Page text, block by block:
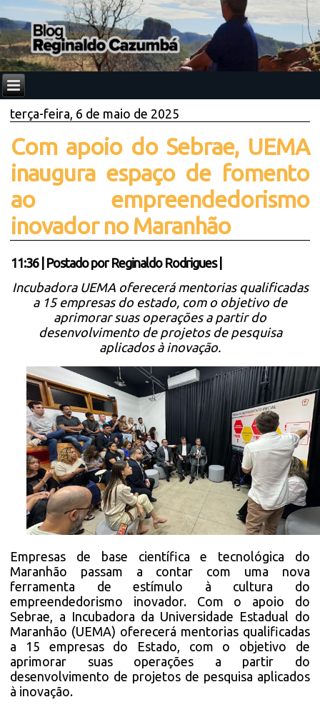
terça-feira, 6 de maio de 2025
Com apoio do Sebrae, UEMA
inaugura espaço de fomento
ao empreendedorismo
inovador no Maranhão
11:36| Postado por Reginaldo Rodrigues
Incubadora UEMA oferecerá mentorias qualificadas
a 15 empresas do estado, com o objetivo de
aprimorar suas operações a partir do
desenvolvimento de projetos de pesquisa
aplicados à inovação.
Empresas de base científica e tecnológica do
Maranhão passam a contar com uma nova
ferramenta de estímulo à cultura do
empreendedorismo inovador. Com o apoio do
Sebrae, a Incubadora da Universidade Estadual do
Maranhão (UEMA) oferecerá mentorias qualificadas
a 15 empresas do Estado, com o objetivo de
aprimorar suas operações a partir do
desenvolvimento de projetos de pesquisa aplicados
à inovação.